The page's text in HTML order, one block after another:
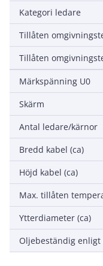
Kategori ledare
Märkspänning U0
Skärm
Antal ledare/kärnor
Bredd kabel (ca)
Höjd kabel (ca)
Ytterdiameter (ca)